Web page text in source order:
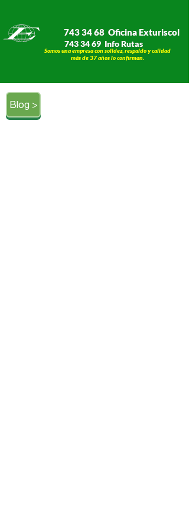
743 34 68 Oficina Exturiscol
Somos una empresa con solidez, respaldo y calidad
​​​​​​​más de 37 años lo confirman.
743 34 69 Info Rutas
Blog >